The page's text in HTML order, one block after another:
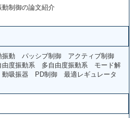
御の論文紹介
動 パッシブ制御 アクティブ制御
由度振動系 多自由度振動系 モード解
吸振器 PD制御 最適レギュレータ